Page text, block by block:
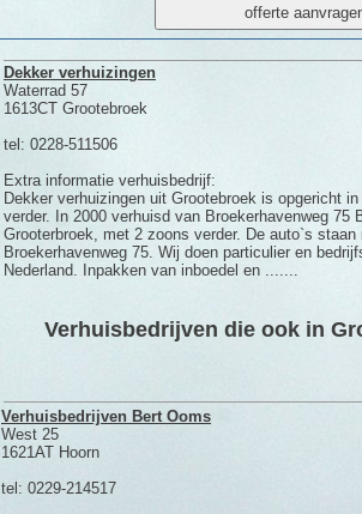
Dekker verhuizingen
Waterrad 57
1613CT Grootebroek
tel: 0228-511506
Extra informatie verhuisbedrijf:
Dekker verhuizingen uit Grootebroek is opgericht
verder. In 2000 verhuisd van Broekerhavenweg 75
Grooterbroek, met 2 zoons verder. De auto`s staan
Broekerhavenweg 75. Wij doen particulier en
Nederland. Inpakken van inboedel en .......
Verhuisbedrijven die ook in
Verhuisbedrijven Bert Ooms
West 25
1621AT Hoorn
tel: 0229-214517